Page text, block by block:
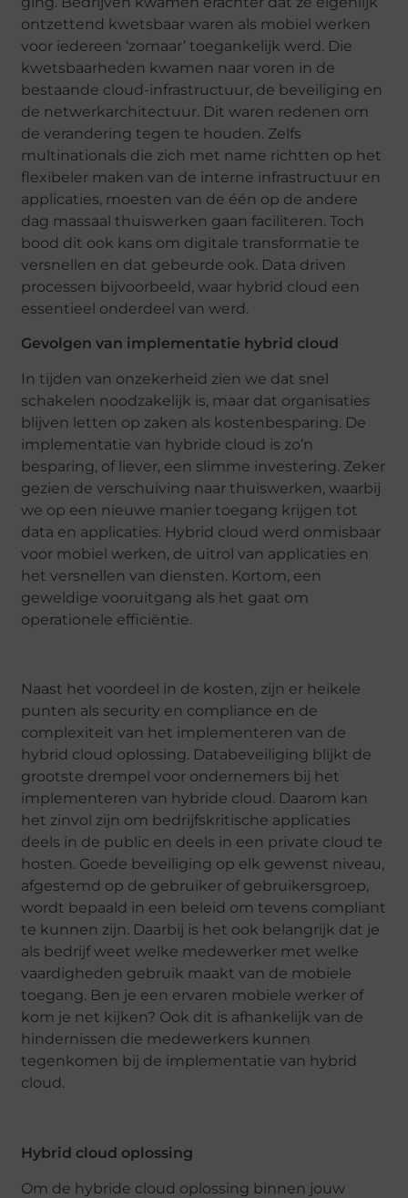
ontzettend kwetsbaar waren als mobiel werken
voor iedereen ‘zomaar’ toegankelijk werd. Die
kwetsbaarheden kwamen naar voren in de
bestaande cloud-infrastructuur, de beveiliging en
de netwerkarchitectuur. Dit waren redenen om
de verandering tegen te houden. Zelfs
multinationals die zich met name richtten op het
flexibeler maken van de interne infrastructuur en
applicaties, moesten van de één op de andere
dag massaal thuiswerken gaan faciliteren. Toch
bood dit ook kans om digitale transformatie te
versnellen en dat gebeurde ook. Data driven
processen bijvoorbeeld, waar hybrid cloud een
essentieel onderdeel van werd.
Gevolgen van implementatie hybrid cloud
In tijden van onzekerheid zien we dat snel
schakelen noodzakelijk is, maar dat organisaties
blijven letten op zaken als kostenbesparing. De
implementatie van hybride cloud is zo’n
besparing, of liever, een slimme investering. Zeker
gezien de verschuiving naar thuiswerken, waarbij
we op een nieuwe manier toegang krijgen tot
data en applicaties. Hybrid cloud werd onmisbaar
voor mobiel werken, de uitrol van applicaties en
het versnellen van diensten. Kortom, een
geweldige vooruitgang als het gaat om
operationele efficiëntie.
Naast het voordeel in de kosten, zijn er heikele
punten als security en compliance en de
complexiteit van het implementeren van de
hybrid cloud oplossing. Databeveiliging blijkt de
grootste drempel voor ondernemers bij het
implementeren van hybride cloud. Daarom kan
het zinvol zijn om bedrijfskritische applicaties
deels in de public en deels in een private cloud te
hosten. Goede beveiliging op elk gewenst niveau,
afgestemd op de gebruiker of gebruikersgroep,
wordt bepaald in een beleid om tevens compliant
te kunnen zijn. Daarbij is het ook belangrijk dat je
als bedrijf weet welke medewerker met welke
vaardigheden gebruik maakt van de mobiele
toegang. Ben je een ervaren mobiele werker of
kom je net kijken? Ook dit is afhankelijk van de
hindernissen die medewerkers kunnen
tegenkomen bij de implementatie van hybrid
cloud.
Hybrid cloud oplossing
Om de hybride cloud oplossing binnen jouw